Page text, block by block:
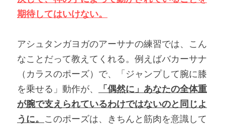
期待してはいけない。
アシュタンガヨガのアーサナの練習では、こん
なことだって教えてくれる。例えばバカーサナ
（カラスのポーズ）で、「ジャンプして腕に膝
を乗せる」動作が、
「偶然に」あなたの全体重
が腕で支えられているわけではないのと同じよ
うに。 このポーズは、きちんと筋肉を意識して